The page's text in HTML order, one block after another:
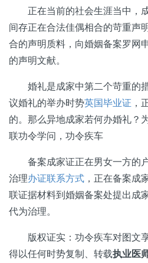
正在当前的社会生涯当中，
间存正在合法佳偶相合的苛重声
合的声明质料，向婚姻备案罗网
的声明文献。
婚礼是成家中第二个苛重的
议婚礼的举办时势英国毕业证 ，
的。那么异地成家若何办婚礼？
联功令学问，功令疾车
备案成家证正在男女一方的
治理办证联系方式 ，正在备案成
联证据材料到婚姻备案处提出成
代为治理。
版权证实：功令疾车对图文
得以任何时势复制、转载执业医